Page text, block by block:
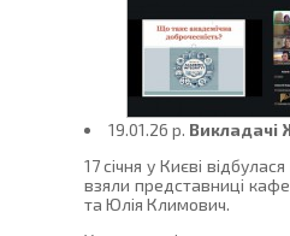
19.01.26 p. Викладачі
17 січня у Києві
взяли представниці
та Юлія Климович.